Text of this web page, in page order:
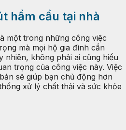
hầm cầu tại nhà
một trong những công việc
mà mọi hộ gia đình cần
nhiên, không phải ai cũng hiểu
trọng của công việc này. Việc
sẽ giúp bạn chủ động hơn
xử lý chất thải và sức khỏe